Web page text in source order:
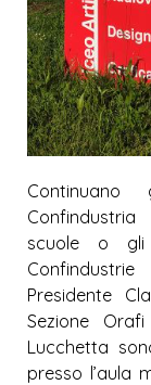
Confindustria
scuole o gli
Presidente
Sezione
Lucchetta
presso l’aula